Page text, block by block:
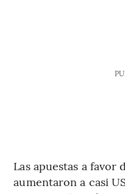
Las apuestas a
aumentaron a casi